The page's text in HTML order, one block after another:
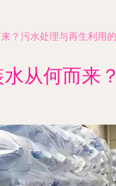
？污水处理与再生利用
从何而来